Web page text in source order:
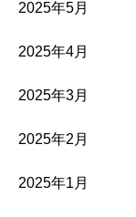
2025年5月
2025年4月
2025年3月
2025年2月
2025年1月